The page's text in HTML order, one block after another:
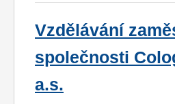
Vzdělávání
společnosti
a.s.